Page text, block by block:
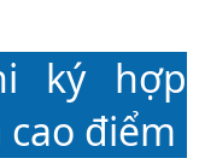
ký hợp
điểm